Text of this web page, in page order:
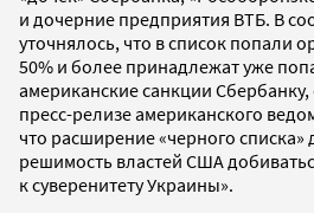
и дочерние предприятия ВТБ. В
уточнялось, что в список попали
50% и более принадлежат уже
американские санкции Сбербанку,
пресс-релизе американского
что расширение «черного списка»
решимость властей США
к суверенитету Украины».